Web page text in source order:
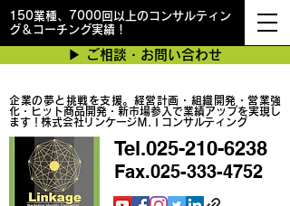
150業種、7000回以上のコンサルティン
グ＆コーチング実績！
企業の夢と挑戦を支援。経営計画・組織開発・営業強
化・ヒット商品開発・新市場参入で業績アップを実現し
ます！株式会社リンケージＭ.Ｉコンサルティング
▶︎ ご相談・お問い合わせ
Tel.025-210-6238
Fax.025-333-4752